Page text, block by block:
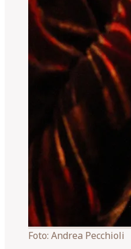
Foto: Andrea Pecchioli